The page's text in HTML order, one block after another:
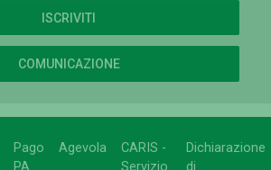
ISCRIVITI
COMUNICAZIONE
Pago
PA
Agevola
CARIS -
Servizio
Dichiarazione
di